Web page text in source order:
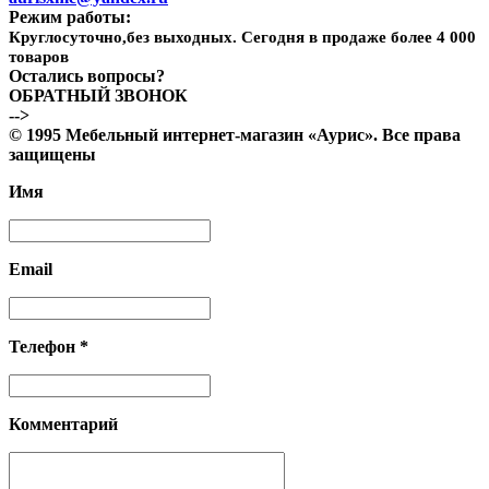
Режим работы:
Круглосуточно,без выходных. Сегодня в продаже более 4 000
товаров
Остались вопросы?
ОБРАТНЫЙ ЗВОНОК
-->
© 1995 Мебельный интернет-магазин «Аурис». Все права
защищены
Имя
Email
Телефон *
Комментарий